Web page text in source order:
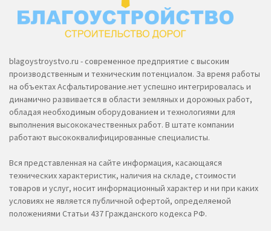
blagoystroystvo.ru - современное предприятие с высоким
производственным и техническим потенциалом. За время работы
на объектах Асфальтирование.нет успешно интегрировалась и
динамично развивается в области земляных и дорожных работ,
обладая необходимым оборудованием и технологиями для
выполнения высококачественных работ. В штате компании
работают высококвалифицированные специалисты.
Вся представленная на сайте информация, касающаяся
технических характеристик, наличия на складе, стоимости
товаров и услуг, носит информационный характер и ни при каких
условиях не является публичной офертой, определяемой
положениями Статьи 437 Гражданского кодекса РФ.